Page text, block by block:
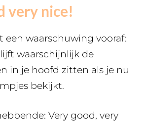
very nice!
een waarschuwing vooraf:
waarschijnlijk de
in je hoofd zitten als je nu
bekijkt.
Very good, very